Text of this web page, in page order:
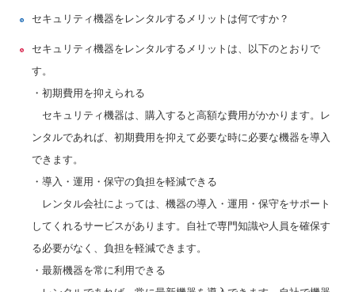
セキュリティ機器をレンタルするメリットは何ですか？
セキュリティ機器をレンタルするメリットは、以下のとおりで
す。
・初期費用を抑えられる
セキュリティ機器は、購入すると高額な費用がかかります。レ
ンタルであれば、初期費用を抑えて必要な時に必要な機器を導入
できます。
・導入・運用・保守の負担を軽減できる
レンタル会社によっては、機器の導入・運用・保守をサポート
してくれるサービスがあります。自社で専門知識や人員を確保す
る必要がなく、負担を軽減できます。
・最新機器を常に利用できる